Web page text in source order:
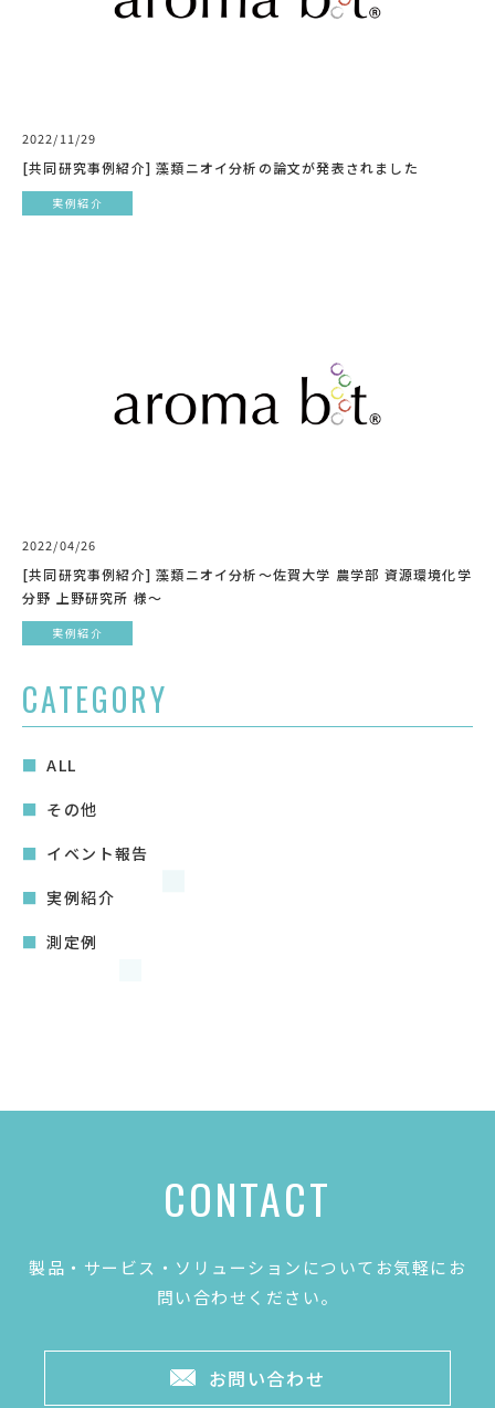
2022/11/29
[共同研究事例紹介] 藻類ニオイ分析の論文が発表されました
実例紹介
2022/04/26
[共同研究事例紹介] 藻類ニオイ分析〜佐賀大学 農学部 資源環境化学
分野 上野研究所 様〜
実例紹介
CATEGORY
ALL
その他
イベント報告
実例紹介
測定例
CONTACT
製品・サービス・ソリューションについてお気軽にお
問い合わせください。
お問い合わせ